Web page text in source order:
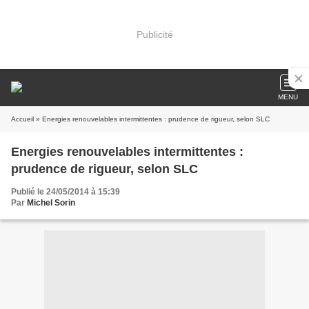
Publicité
MENU
Accueil » Energies renouvelables intermittentes : prudence de rigueur, selon SLC
Energies renouvelables intermittentes :
prudence de rigueur, selon SLC
Publié le 24/05/2014 à 15:39
Par Michel Sorin